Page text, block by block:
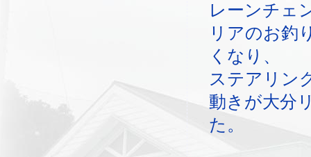
レーンチェ
リアのお釣
くなり、
ステアリン
動きが大分
た。